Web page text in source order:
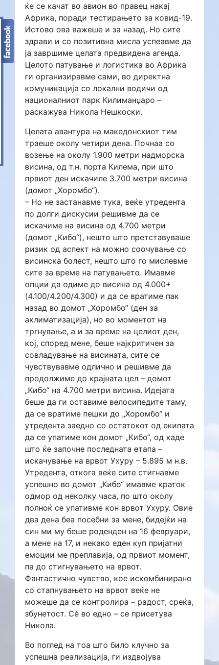
ќе се качат во авион во правец накај
Африка, поради тестирањето за ковид-19.
Истово ова важеше и за назад. Но сите
здрави и со позитивна мисла успеавме да
ја завршиме целата предвидена агенда.
Целото патување и логистика во Африка
ги организиравме сами, во директна
комуникација со локални водичи од
националниот парк Килиманџаро –
раскажува Никола Нешкоски.
Целата авантура на македонскиот тим
траеше околу четири дена. Почнаа со
возење на околу 1.900 метри надморска
висина, од т.н. порта Килема, при што
првиот ден искачиле 3.700 метри висина
(домот „Хоромбо“).
– Но не застанавме тука, веќе утредента
по долги дискусии решивме да се
искачиме на висина од 4.700 метри
(домот „Кибо“), нешто што претставуваше
ризик од аспект на можно соочување со
висинска болест, нешто што го мислевме
сите за време на патувањето. Имавме
опции да одиме до висина од 4.000+
(4.100/4.200/4.300) и да се вратиме пак
назад во домот „Хоромбо“ (ден за
аклиматизација), но во моментот на
тргнување, а и за време на целиот ден,
кој, според мене, беше најкритичен за
совладување на висината, сите се
чувствувавме одлично и решивме да
продолжиме до крајната цел – домот
„Кибо“ на 4.700 метри висина. Идејата
беше да ги оставиме велосипедите таму,
да се вратиме пешки до „Хоромбо“ и
утредента заедно со остатокот од екипата
да се упатиме кон домот „Кибо“, од каде
што ќе започне последната етапа –
искачување на врвот Ухуру – 5.895 м н.в.
Утредента, откога веќе сите стигнавме
успешно во домот „Кибо“ имавме краток
одмор од неколку часа, по што околу
полноќ се упативме кон врвот Ухуру. Овие
два дена беа посебни за мене, бидејќи на
син ми му беше роденден на 16 февруари,
а мене на 17, и некако еден куп пријатни
емоции ме преплавија, од првиот момент,
па до стигнувањето на врвот.
Фантастично чувство, кое искомбинирано
со стапнувањето на врвот веќе не
можеше да се контролира – радост, среќа,
збунетост. Сѐ во едно – се присетува
Никола.
Во поглед на тоа што било клучно за
успешна реализација, ги издвојува